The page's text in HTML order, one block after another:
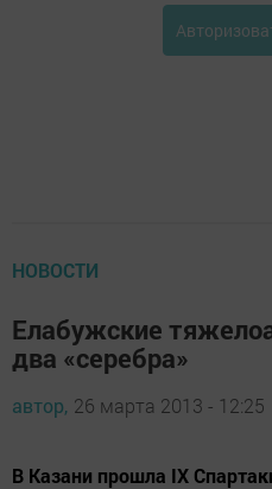
НОВОСТИ
Елабужские
два «серебра»
автор, 26 марта 2013 - 12:25
В Казани прошла IХ